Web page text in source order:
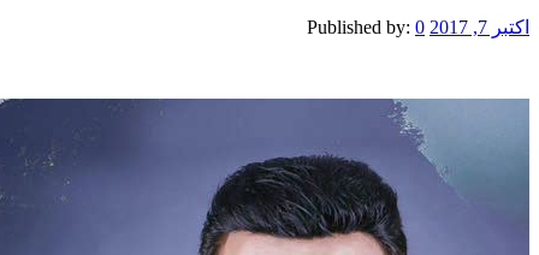
Published by: